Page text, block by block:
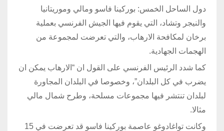
دول الساحل الخمس: بوركينا فاسو ومالي وموريتانيا
والنيجر وتشاد، التي يقوم فيها الجيش الفرنسي بعملية
برخان لمكافحة الارهاب، والتي تعرضت لمجموعة من
الهجمات الجهادية.
كما شدد الرئيس الفرنسي على القول ان “الارهاب يمكن ان
يضرب في كل البلدان”، وخصوصا في البلدان المجاورة
لبلدان تنتشر فيها مجموعات مسلحة، وطرح شمال مالي
مثالا.
وكانت تواغادوغو عاصمة بوركينا فاسو قد تعرضت في 15